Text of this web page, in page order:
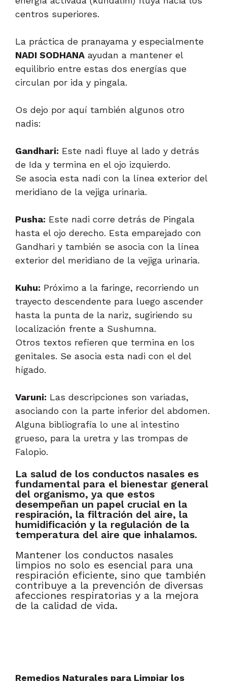
centros superiores.
La práctica de pranayama y especialmente
NADI SODHANA ayudan a mantener el
equilibrio entre estas dos energías que
circulan por ida y pingala.
Os dejo por aquí también algunos otro
nadis:
Gandhari: Este nadi fluye al lado y detrás
de Ida y termina en el ojo izquierdo.
Se asocia esta nadi con la línea exterior del
meridiano de la vejiga urinaria.
Pusha: Este nadi corre detrás de Pingala
hasta el ojo derecho. Esta emparejado con
Gandhari y también se asocia con la línea
exterior del meridiano de la vejiga urinaria.
Kuhu: Próximo a la faringe, recorriendo un
trayecto descendente para luego ascender
hasta la punta de la nariz, sugiriendo su
localización frente a Sushumna.
Otros textos refieren que termina en los
genitales. Se asocia esta nadi con el del
hígado.
Varuni: Las descripciones son variadas,
asociando con la parte inferior del abdomen.
Alguna bibliografía lo une al intestino
grueso, para la uretra y las trompas de
Falopio.
La salud de los conductos nasales es
fundamental para el bienestar general
del organismo, ya que estos
desempeñan un papel crucial en la
respiración, la filtración del aire, la
humidificación y la regulación de la
temperatura del aire que inhalamos.
Mantener los conductos nasales
limpios no solo es esencial para una
respiración eficiente, sino que también
contribuye a la prevención de diversas
afecciones respiratorias y a la mejora
de la calidad de vida.
Remedios Naturales para Limpiar los